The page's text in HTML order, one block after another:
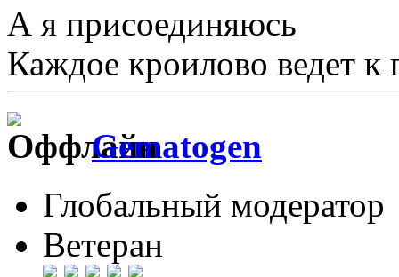
А я присоединяюсь
Каждое кроилово ведет к
Gematogen
Глобальный модератор
Ветеран